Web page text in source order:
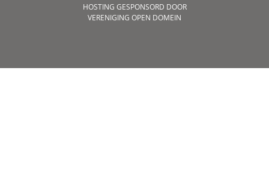
HOSTING GESPONSORD DOOR
VERENIGING OPEN DOMEIN